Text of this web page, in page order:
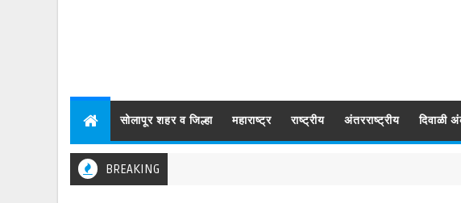
सोलापूर शहर व जिल्हा महाराष्ट्र राष्ट्रीय अंतरराष्ट्रीय दिवाळी
BREAKING